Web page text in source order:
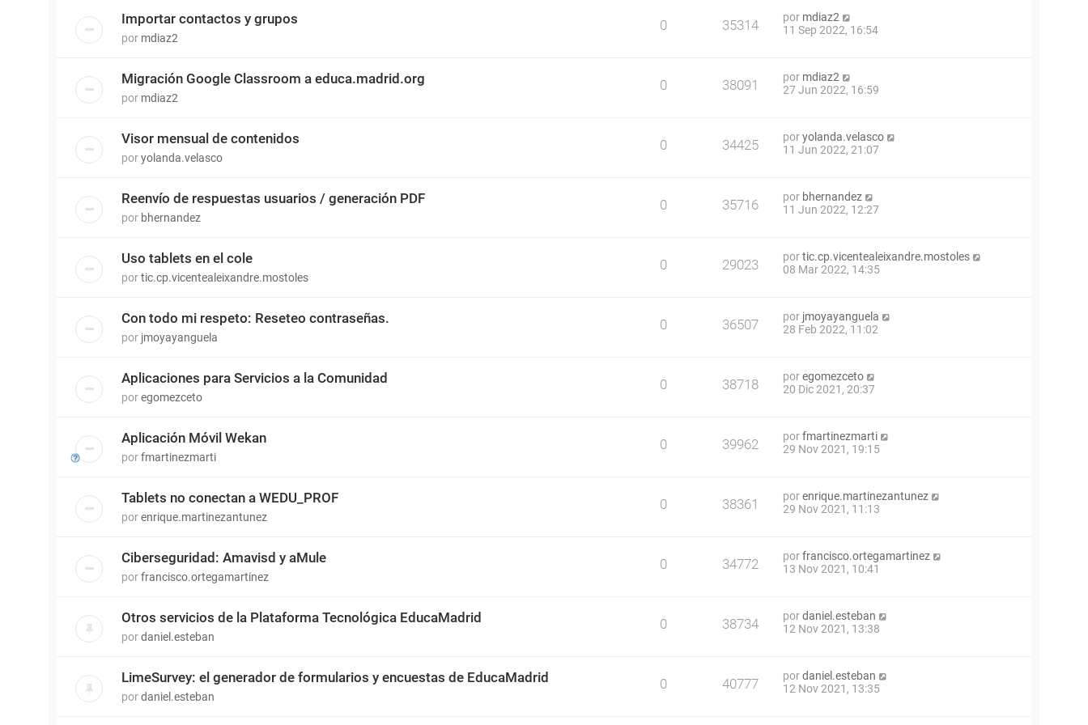
Importar contactos y grupos
por mdiaz2
0 35314 por mdiaz2
11 Sep 2022, 16:54
Migración Google Classroom a educa.madrid.org
por mdiaz2
0 38091 por mdiaz2
27 Jun 2022, 16:59
Visor mensual de contenidos
poryolanda.velasco
0 34425 poryolanda.velasco
11 Jun 2022, 21:07
Reenvío de respuestas usuarios / generación PDF
por bhernandez
0 35716 por bhernandez
11 Jun 2022, 12:27
Uso tablets en el cole
portic.cp.vicentealeixandre.mostoles
0 29023 portic.cp.vicentealeixandre.mostoles
08 Mar 2022, 14:35
Con todo mi respeto: Reseteo contraseñas.
por jmoyayanguela
0 36507 por jmoyayanguela
28 Feb 2022, 11:02
Aplicaciones para Servicios a la Comunidad
poregomezceto
0 38718 poregomezceto
20 Dic 2021, 20:37
Aplicación Móvil Wekan
porfmartinezmarti
0 39962 porfmartinezmarti
29 Nov 2021, 19:15
Tablets no conectan a WEDU_PROF
porenrique.martinezantunez
0 38361 porenrique.martinezantunez
29 Nov 2021, 11:13
Ciberseguridad: Amavisd y aMule
porfrancisco.ortegamartinez
0 34772 porfrancisco.ortegamartinez
13 Nov 2021, 10:41
Otros servicios de la Plataforma Tecnológica EducaMadrid
pordaniel.esteban
0 38734 pordaniel.esteban
12 Nov 2021, 13:38
LimeSurvey: el generador de formularios y encuestas de EducaMadrid
pordaniel.esteban
0 40777 pordaniel.esteban
12 Nov 2021, 13:35